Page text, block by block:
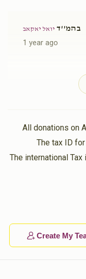
בהמ''ד יואל יאקאב
1 year ago
בהמ''ד
יאקאביואל יאקאב
1 year ago
All donations on
The tax ID
The international
Create My